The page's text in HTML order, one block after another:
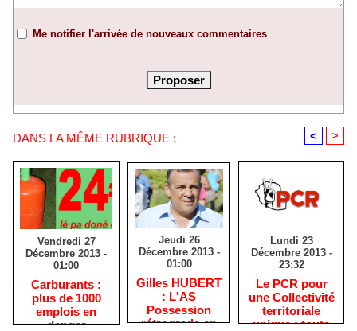
Me notifier l'arrivée de nouveaux commentaires
DANS LA MÊME RUBRIQUE : < >
Vendredi 27
Décembre 2013 -
01:00
Carburants :
plus de 1000
emplois en
danger
Jeudi 26
Décembre 2013 -
01:00
Gilles HUBERT
: L'AS
Possession
rétrograde en
Lundi 23
Décembre 2013 -
23:32
Le PCR pour
une Collectivité
territoriale
unique : toute